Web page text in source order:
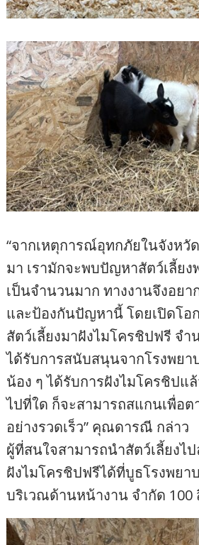
“จากเหตุการณ์อุทกภัยในจังหวั
มา เรามักจะพบปัญหาสัตว์เลี้ยง
เป็นจำนวนมาก ทางงานจึงอย
และป้องกันปัญหานี้ โดยเปิดโอ
สัตว์เลี้ยงมาฝังไมโครชิปฟรี จำ
ได้รับการสนับสนุนจากโรงพยา
น้อง ๆ ได้รับการฝังไมโครชิปแ
ไปที่ใด ก็จะสามารถสแกนเพื่อต
อย่างรวดเร็ว” คุณดารณี กล่าว
ผู้ที่สนใจสามารถนำสัตว์เลี้ยงไ
ฝังไมโครชิปฟรีได้ที่บูธโรงพยา
บริเวณด้านหน้างาน จำกัด 100